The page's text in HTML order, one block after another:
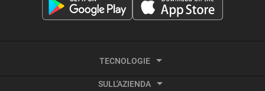
TECNOLOGIE
SULL'AZIENDA